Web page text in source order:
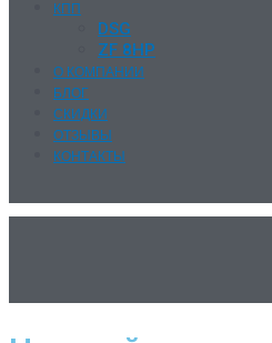
КПП
DSG
ZF 8HP
О КОМПАНИИ
БЛОГ
СКИДКИ
ОТЗЫВЫ
КОНТАКТЫ